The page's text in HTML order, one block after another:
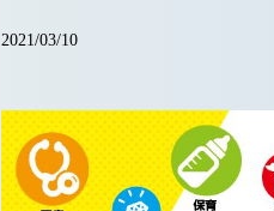
2021/03/10